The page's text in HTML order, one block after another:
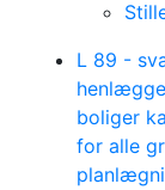
L 89 -
boliger
for alle